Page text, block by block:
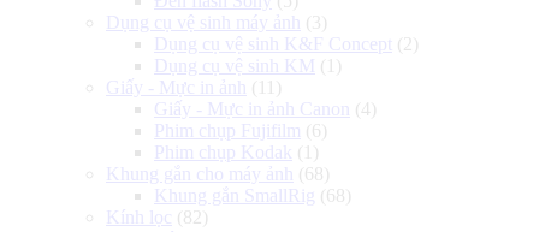
Dụng cụ vệ sinh máy ảnh
(3)
Dụng cụ vệ sinh K&F Concept (2)
Dụng cụ vệ sinh KM (1)
Giấy - Mực in ảnh
(11)
Giấy - Mực in ảnh Canon
(4)
Phim chụp Fujifilm (6)
Phim chụp Kodak (1)
Khung gắn cho máy ảnh
(68)
Khung gắn SmallRig (68)
Kính lọc (82)